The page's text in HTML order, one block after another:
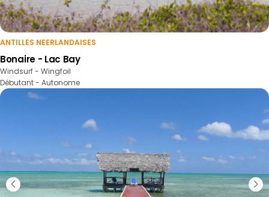
ANTILLES NEERLANDAISES
Bonaire - Lac Bay
Windsurf - Wingfoil
Débutant - Autonome